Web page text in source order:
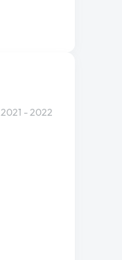
2021 - 2022